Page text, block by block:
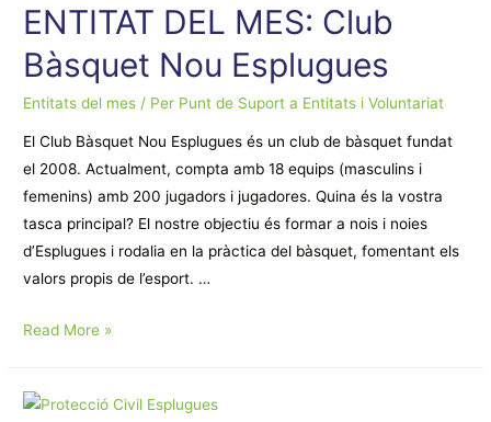
ENTITAT DEL MES: Club
Bàsquet Nou Esplugues
Entitats del mes / Per Punt de Suport a Entitats i Voluntariat
El Club Bàsquet Nou Esplugues és un club de bàsquet fundat
el 2008. Actualment, compta amb 18 equips (masculins i
femenins) amb 200 jugadors i jugadores. Quina és la vostra
tasca principal? El nostre objectiu és formar a nois i noies
d’Esplugues i rodalia en la pràctica del bàsquet, fomentant els
valors propis de l’esport. …
ENTITAT
Club
Read More »